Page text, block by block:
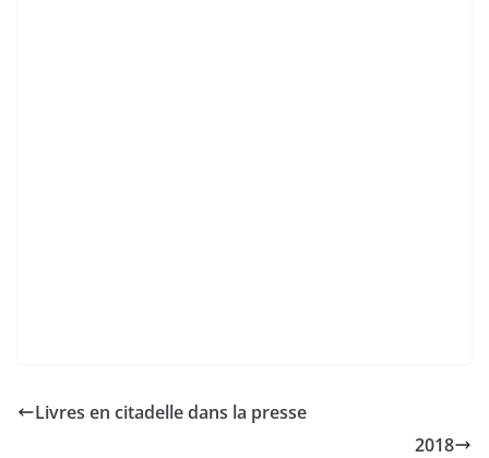
Livres en citadelle dans la presse
2018